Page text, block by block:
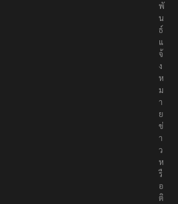
พั
น
ธ์
แ
จ้
ง
ห
ม
า
ย
ข่
า
ว
ห
รื
อ
ติ